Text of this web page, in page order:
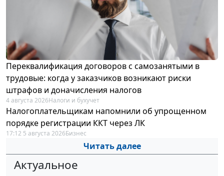
Переквалификация договоров с самозанятыми в
трудовые: когда у заказчиков возникают риски
штрафов и доначисления налогов
4 августа 2026Налоги и бухучет
Налогоплательщикам напомнили об упрощенном
порядке регистрации ККТ через ЛК
17:12 5 августа 2026Бизнес
Читать далее
Актуальное